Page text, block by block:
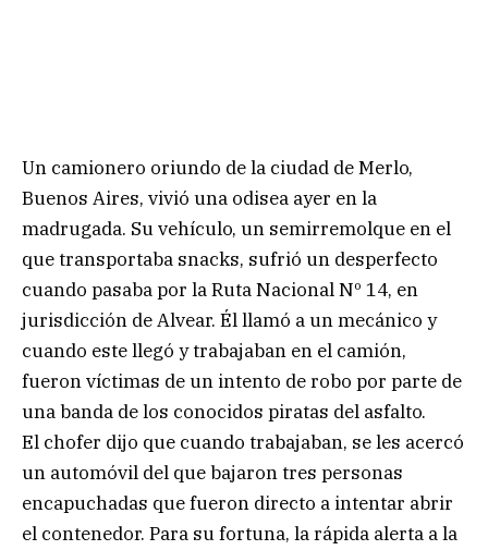
Un camionero oriundo de la ciudad de Merlo,
Buenos Aires, vivió una odisea ayer en la
madrugada. Su vehículo, un semirremolque en el
que transportaba snacks, sufrió un desperfecto
cuando pasaba por la Ruta Nacional Nº 14, en
jurisdicción de Alvear. Él llamó a un mecánico y
cuando este llegó y trabajaban en el camión,
fueron víctimas de un intento de robo por parte de
una banda de los conocidos piratas del asfalto.
El chofer dijo que cuando trabajaban, se les acercó
un automóvil del que bajaron tres personas
encapuchadas que fueron directo a intentar abrir
el contenedor. Para su fortuna, la rápida alerta a la